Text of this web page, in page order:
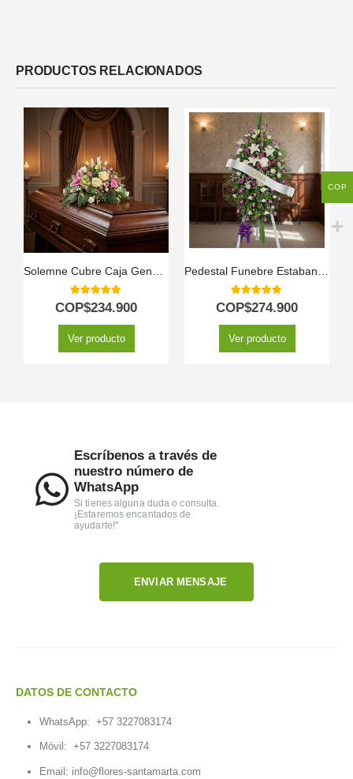
PRODUCTOS RELACIONADOS
5.00out of 5
COP$234.900
Ver producto
5.00out of 5
COP$274.900
Ver producto
Escríbenos a través de
nuestro número de
WhatsApp
Si tienes alguna duda o consulta.
¡Estaremos encantados de
ayudarte!"
ENVIAR MENSAJE
DATOS DE CONTACTO
WhatsApp: +57 3227083174
Móvil: +57 3227083174
Email: info@flores-santamarta.com
COP